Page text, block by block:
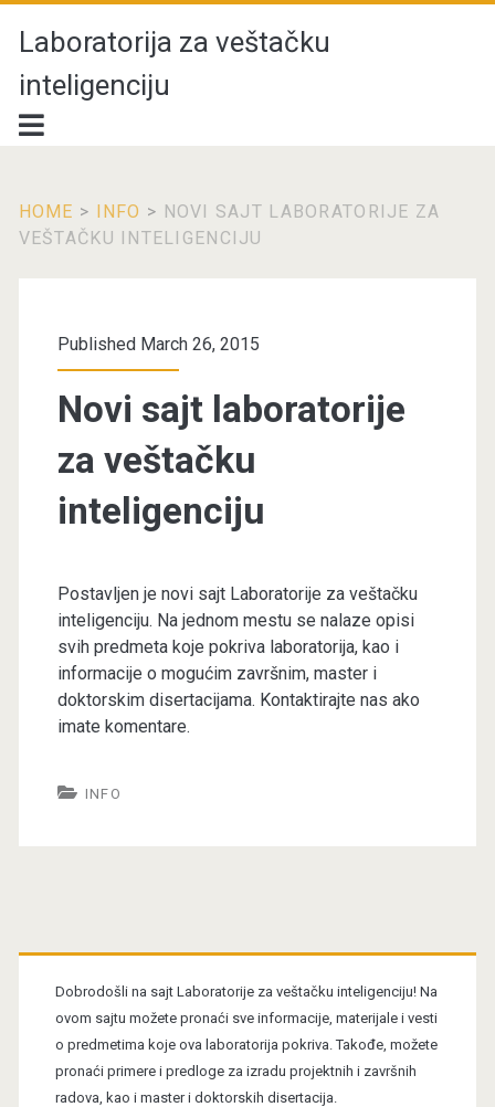
Laboratorija za veštačku
inteligenciju
HOME > INFO > NOVI SAJT LABORATORIJE ZA
VEŠTAČKU INTELIGENCIJU
Published March 26, 2015
Novi sajt laboratorije
za veštačku
inteligenciju
Postavljen je novi sajt Laboratorije za veštačku
inteligenciju. Na jednom mestu se nalaze opisi
svih predmeta koje pokriva laboratorija, kao i
informacije o mogućim završnim, master i
doktorskim disertacijama. Kontaktirajte nas ako
imate komentare.
INFO
Primary
Sidebar
Dobrodošli na sajt Laboratorije za veštačku inteligenciju! Na
ovom sajtu možete pronaći sve informacije, materijale i vesti
o predmetima koje ova laboratorija pokriva. Takođe, možete
pronaći primere i predloge za izradu projektnih i završnih
radova, kao i master i doktorskih disertacija.